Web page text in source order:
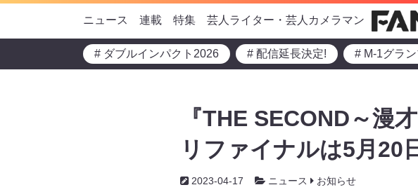
ニュース 連載 特集 芸人ライター・芸人カメラマン
# ダブルインパクト2026 # 配信延長決定! # M-1グラン
『THE SECOND～漫
リファイナルは5月20
2023-04-17 ニュース お知らせ